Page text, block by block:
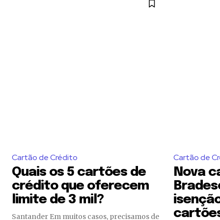
won't spam your inbox. Your
[td_block_social_counter style=”style7
tiktok=”#”
Cartão de Crédito
Quais os 5 cartões de
crédito que oferecem
limite de 3 mil?
Santander Em muitos casos, precisamos de
Cartão de
Nova